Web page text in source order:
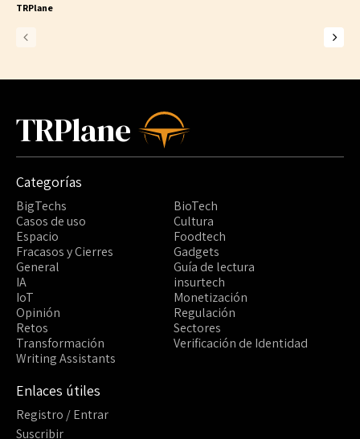
TRPlane
TRPlane
Categorías
BigTechs
BioTech
Casos de uso
Cultura
Espacio
Foodtech
Fracasos y Cierres
Gadgets
General
Guía de lectura
IA
insurtech
IoT
Monetización
Opinión
Regulación
Retos
Sectores
Transformación
Verificación de Identidad
Writing Assistants
Enlaces útiles
Registro / Entrar
Suscribir